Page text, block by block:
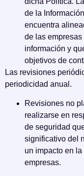
de la
encuentra
de las
información y
objetivos de
Las revisiones
periodicidad anual.
Revisiones no
realizarse en
de seguridad
significativo del
un impacto en
empresas.